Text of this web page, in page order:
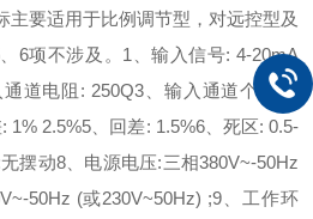
主要适用于比例调节型，对远控型及
6项不涉及。 1、输入信号: 4-20mA
道电阻: 250Q3、输入通道个数: 1
1% 2.5%5、回差: 1.5%6、死区: 0.5-
摆动8、电源电压:三相380V~-50Hz
50Hz (或230V~50Hz) ;9、工作环